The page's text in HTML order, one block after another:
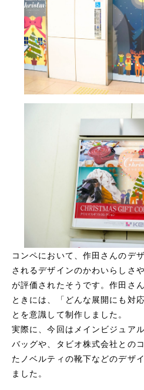
コンペにおいて、作田さんのデ
されるデザインのかわいらしさ
が評価されたそうです。作田さ
ときには、「どんな展開にも対
とを意識して制作しました。
実際に、今回はメインビジュア
バッグや、タビオ株式会社との
たノベルティの靴下などのデザ
ました。